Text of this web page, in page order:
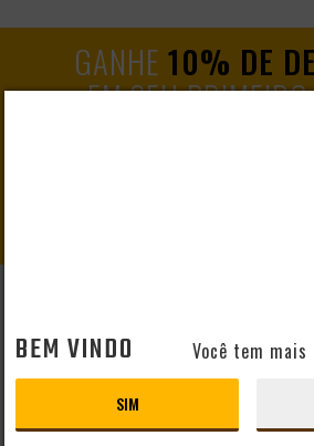
GANHE 10% DE
EM SEU
Perguntas Frequentes
Mapa do Site
Formas de Pagamento
Taxas de Entrega
BEM VINDO Você tem mais
SIM